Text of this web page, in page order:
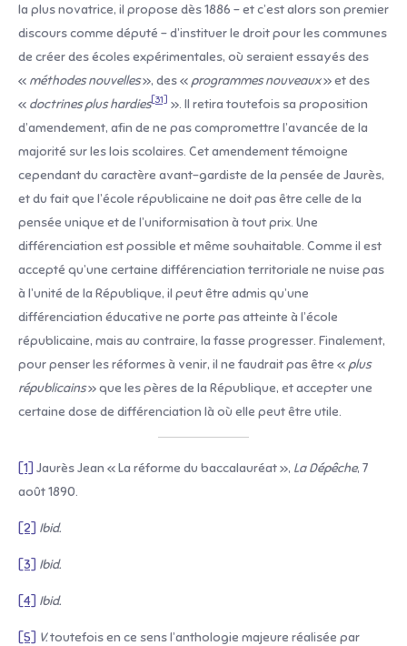
la plus novatrice, il propose dès 1886 – et c’est alors son premier
discours comme député – d’instituer le droit pour les communes
de créer des écoles expérimentales, où seraient essayés des
« méthodes nouvelles», des « programmes nouveaux» et des
« doctrines plus hardies[31]
». Il retira toutefois sa proposition
d’amendement, afin de ne pas compromettre l’avancée de la
majorité sur les lois scolaires. Cet amendement témoigne
cependant du caractère avant-gardiste de la pensée de Jaurès,
et du fait que l’école républicaine ne doit pas être celle de la
pensée unique et de l’uniformisation à tout prix. Une
différenciation est possible et même souhaitable. Comme il est
accepté qu’une certaine différenciation territoriale ne nuise pas
à l’unité de la République, il peut être admis qu’une
différenciation éducative ne porte pas atteinte à l’école
républicaine, mais au contraire, la fasse progresser. Finalement,
pour penser les réformes à venir, il ne faudrait pas être « plus
républicains» que les pères de la République, et accepter une
certaine dose de différenciation là où elle peut être utile.
[1] Jaurès Jean « La réforme du baccalauréat », La Dépêche, 7
août 1890.
[2] Ibid.
[3] Ibid.
[4] Ibid.
[5] V.toutefois en ce sens l’anthologie majeure réalisée par